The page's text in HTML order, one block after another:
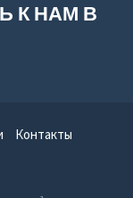
К НАМ В
Контакты